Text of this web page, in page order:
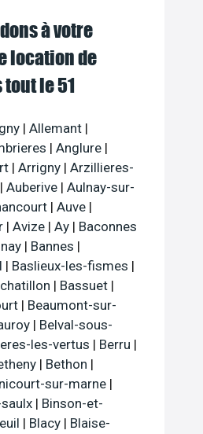
à votre
location de
le 51
| Allemant |
| Anglure |
| Arrigny | Arzillieres-
| Auberive | Aulnay-sur-
| Auve |
| Avize | Ay | Baconnes
| Bannes |
| Baslieux-les-fismes |
| Bassuet |
| Beaumont-sur-
| Belval-sous-
les-vertus | Berru |
| Bethon |
sur-marne |
| Binson-et-
| Blacy | Blaise-